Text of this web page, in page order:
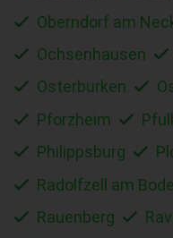
Oberndorf am
Ochsenhausen
Osterburken
Pforzheim
Philippsburg
Radolfzell am
Rauenberg